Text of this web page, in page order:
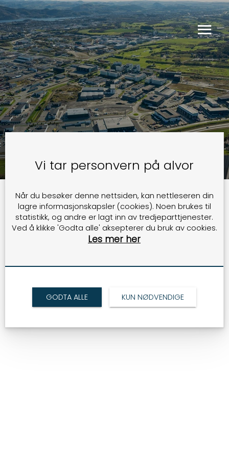
Nothing found
Vi tar personvern på alvor
Når du besøker denne nettsiden, kan nettleseren din
lagre informasjonskapsler (cookies). Noen brukes til
statistikk, og andre er lagt inn av tredjeparttjenester.
Ved å klikke 'Godta alle' aksepterer du bruk av cookies.
Les mer her
GODTA ALLE KUN NØDVENDIGE